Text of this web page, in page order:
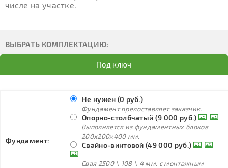
числе на участке.
ВЫБРАТЬ КОМПЛЕКТАЦИЮ:
Под ключ
Фундамент:
Не нужен (0 руб.)
Фундамент предоставляет заказчик.
Опорно-столбчатый (9 000 руб.)
Выполняется из фундаментных блоков
200х200х400 мм.
Свайно-винтовой (49 000 руб.)
Свая 2500 \ 108 \ 4 мм. с монтажным